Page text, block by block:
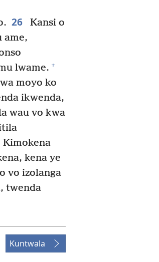
26
Kansi o
ame,
lwame. +
moyo ko
ikwenda,
wau vo kwa
Kimokena
kena ye
vo izolanga
twenda
Kuntwala